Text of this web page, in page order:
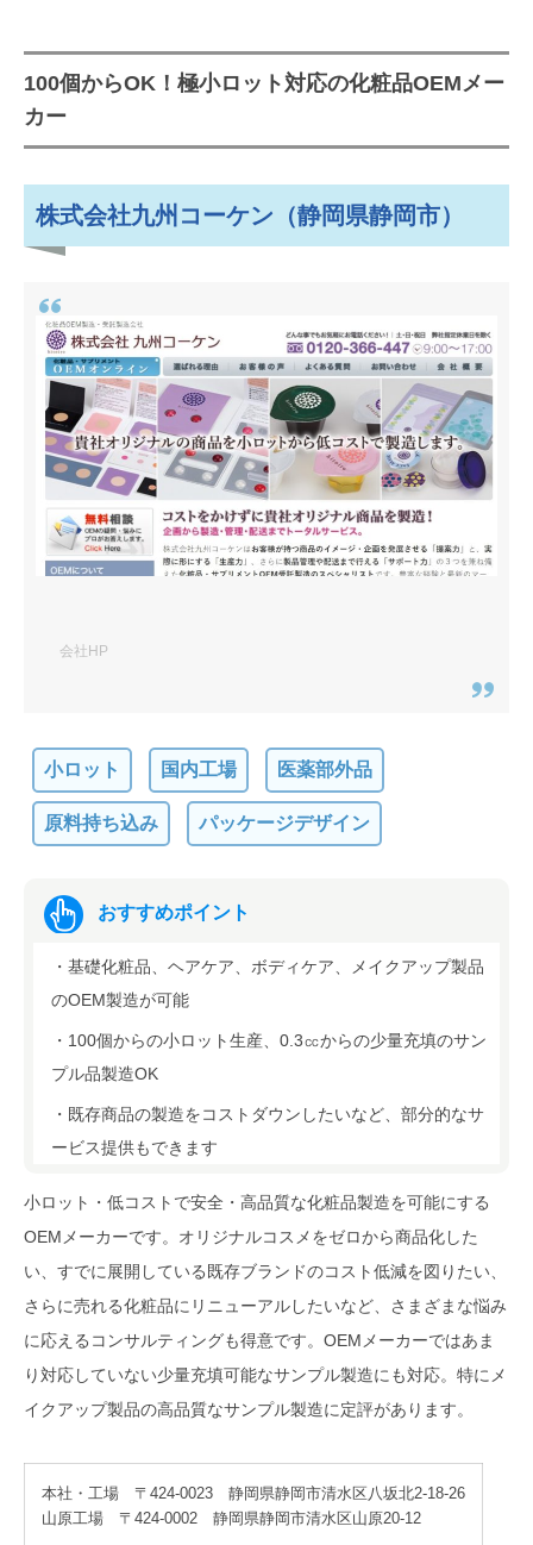
岡市）
株式会社ハーバルインデックス
エコサートやコスモス認証を取得。
オーガニックコスメでおすすめの
株式会社シャンソン化粧品（静岡
県静岡市）
株式会社ケアリングジャパン（静
岡県静岡市）
植物原料を使用した自然派化粧品で
おすすめのOEMメーカー
エフシー中央薬理研究所株式会社
井市）
株式会社 デルマ・ラボ（本社：静
岡県静岡市）
ン）（静岡県静岡市）
医薬品製造でおすすめのOEMメーカ
ー
大村興業株式会社（静岡県沼津
ヘアスプレー・ムースなど、エアゾ
ール製品でおすすめの化粧品OEMメ
ーカー
花精化学工業株式会社（静岡県静
岡市）
発も得意な化粧品OEMメーカー
株式会社コーヨー化成
自分にあった化粧品OEMメーカーを
探すなら、「OEMプロ」にお任せ
100個からOK！極小ロット対応の化粧品OEMメー
カー
株式会社九州コーケン（静岡県静岡市）
会社HP
小ロット 国内工場 医薬部外品
原料持ち込み パッケージデザイン
おすすめポイント
・基礎化粧品、ヘアケア、ボディケア、メイクアップ製品
のOEM製造が可能
・100個からの小ロット生産、0.3㏄からの少量充填のサン
プル品製造OK
・既存商品の製造をコストダウンしたいなど、部分的なサ
ービス提供もできます
小ロット・低コストで安全・高品質な化粧品製造を可能にする
OEMメーカーです。オリジナルコスメをゼロから商品化した
い、すでに展開している既存ブランドのコスト低減を図りたい、
さらに売れる化粧品にリニューアルしたいなど、さまざまな悩み
に応えるコンサルティングも得意です。OEMメーカーではあま
り対応していない少量充填可能なサンプル製造にも対応。特にメ
イクアップ製品の高品質なサンプル製造に定評があります。
本社・工場 〒424-0023 静岡県静岡市清水区八坂北2-18-26
山原工場 〒424-0002 静岡県静岡市清水区山原20-12